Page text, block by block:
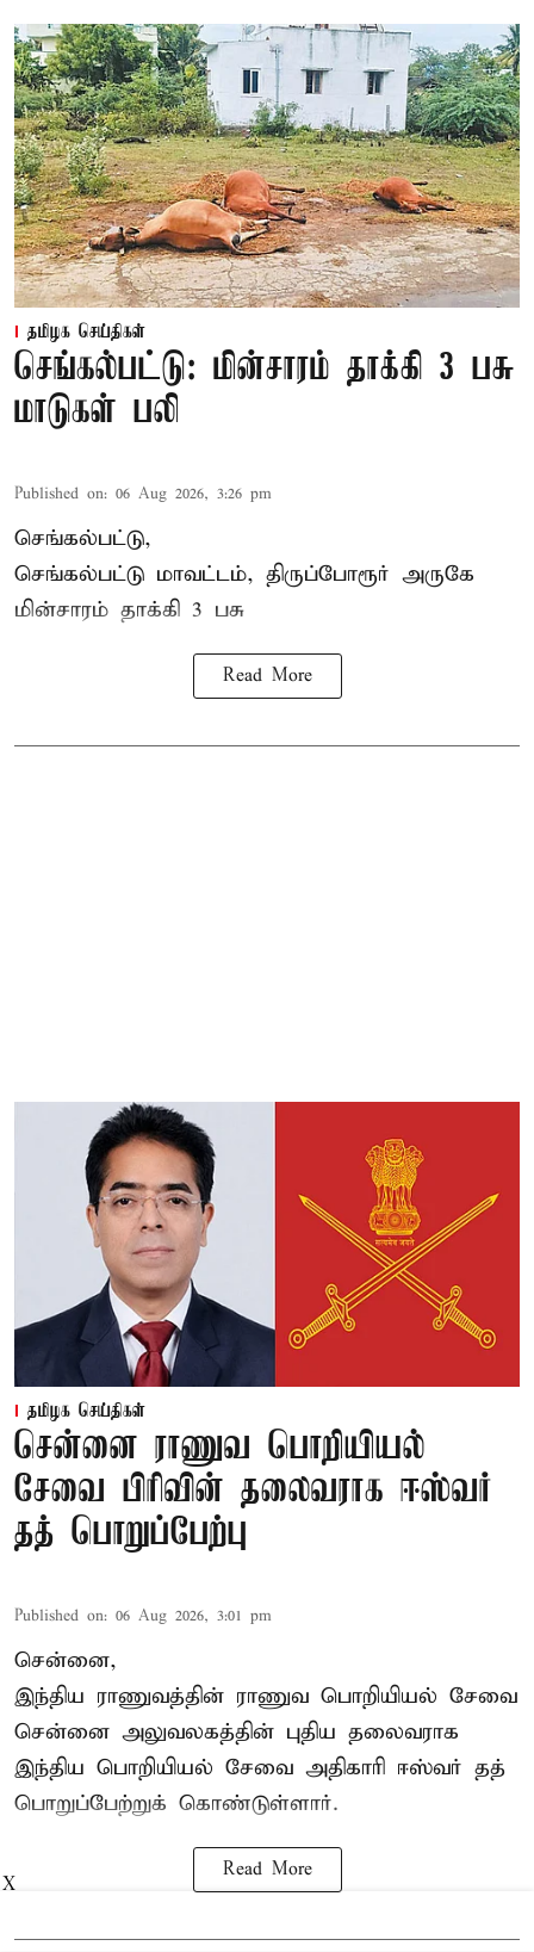
தமிழக செய்திகள்
செங்கல்பட்டு: மின்சாரம் தாக்கி 3 பசு
மாடுகள் பலி
Published on: 06 Aug 2026, 3:26 pm
செங்கல்பட்டு,
செங்கல்பட்டு மாவட்டம், திருப்போரூர் அருகே
மின்சாரம் தாக்கி 3 பசு
Read More
தமிழக செய்திகள்
சென்னை ராணுவ பொறியியல்
சேவை பிரிவின் தலைவராக ஈஸ்வர்
தத் பொறுப்பேற்பு
Published on: 06 Aug 2026, 3:01 pm
சென்னை,
இந்திய ராணுவத்தின் ராணுவ பொறியியல் சேவை
சென்னை அலுவலகத்தின் புதிய தலைவராக
இந்திய பொறியியல் சேவை அதிகாரி ஈஸ்வர் தத்
பொறுப்பேற்றுக் கொண்டுள்ளார்.
Read More
X